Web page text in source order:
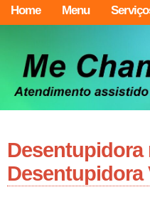
Home Menu
Desentupidora
Desentupidora